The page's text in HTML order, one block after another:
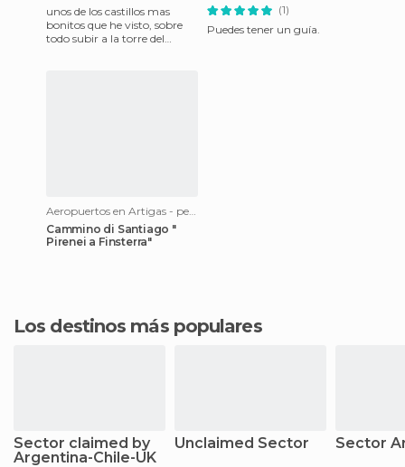
unos de los castillos mas
bonitos que he visto, sobre
todo subir a la torre del
(1)
Puedes tener un guía.
Aeropuertos en Artigas - permanent station of Uruguay
Cammino di Santiago "
Pirenei a Finsterra"
Los destinos más populares
Sector claimed by
Argentina-Chile-UK
Unclaimed Sector Sector